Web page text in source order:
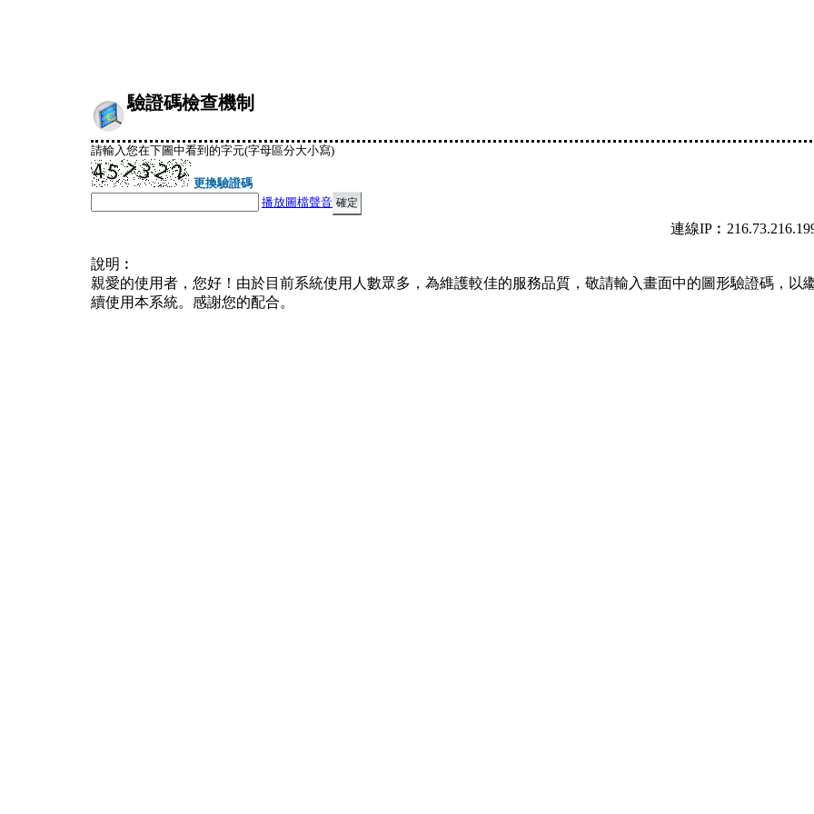
驗證碼檢查機制
請輸入您在下圖中看到的字元(字母區分大小寫)
更換驗證碼
播放圖檔聲音
連線
說明︰
親愛的使用者，您好！由於目前系統使用人數眾多，為維護較佳的服務品質，敬請輸入畫面中的圖形驗證碼，以
續使用本系統。感謝您的配合。